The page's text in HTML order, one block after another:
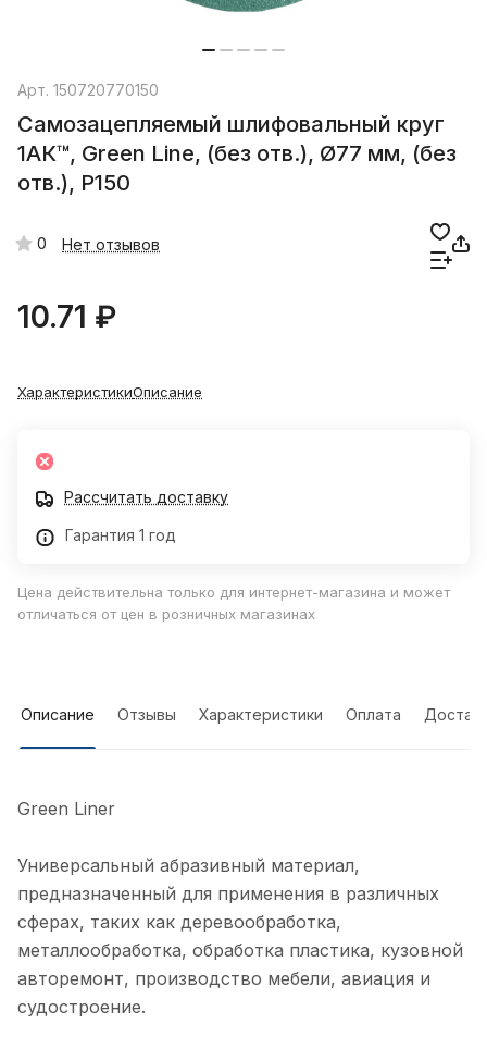
Арт. 150720770150
Самозацепляемый шлифовальный круг
1АК™, Green Line, (без отв.), Ø77 мм, (без
отв.), P150
0 Нет отзывов
10.71 ₽
ХарактеристикиОписание
Рассчитать доставку
Гарантия 1 год
Цена действительна только для интернет-магазина и может
отличаться от цен в розничных магазинах
Описание Отзывы Характеристики Оплата
Green Liner
Универсальный абразивный материал,
предназначенный для применения в различных
сферах, таких как деревообработка,
металлообработка, обработка пластика, кузовной
авторемонт, производство мебели, авиация и
судостроение.